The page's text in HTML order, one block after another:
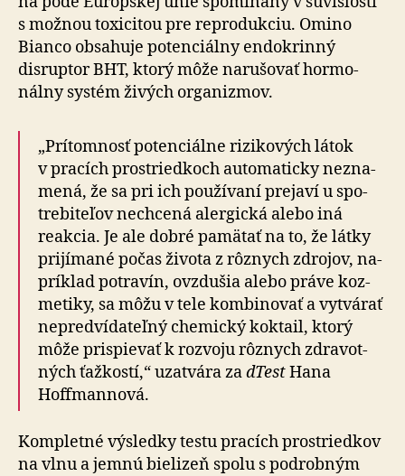
s mož­nou toxi­ci­tou pre re­pro­duk­ciu. Omino
Bianco obsa­huje po­ten­ciál­ny endokrinný
disruptor BHT, ktorý môže naru­šo­vať hor­mo­
nálny systém živých orga­niz­mov.
„Prítomnosť potenciálne rizikových látok
v pracích pro­stried­koch auto­ma­ticky ne­zna­
me­ná, že sa pri ich po­u­ží­vaní pre­javí u spo­
tre­bi­te­ľov nech­cená aler­gická alebo iná
reakcia. Je ale dobré pa­mä­tať na to, že látky
pri­jí­mané počas života z rôz­nych zdrojov, na­
príklad po­tra­vín, ovzdušia alebo práve koz­
me­tiky, sa môžu v tele kom­bi­no­vať a vytvá­rať
ne­pred­ví­da­teľný che­mický koktail, ktorý
môže prispievať k roz­voju rôznych zdra­vot­
ných ťažkostí,“ uzatvára zadTestHana
Hoffmannová.
Kompletné výsledky testu pracích prostriedkov
na vlnu a jemnú bie­li­zeň spolu s pod­rob­ným